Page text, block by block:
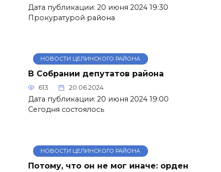
Дата публикации: 20 июня 2024 19:30
Прокуратурой района
НОВОСТИ ЦЕЛИНСКОГО РАЙОНА
В Собрании депутатов района
613 20.06.2024
Дата публикации: 20 июня 2024 19:00
Сегодня состоялось
НОВОСТИ ЦЕЛИНСКОГО РАЙОНА
Потому, что он не мог иначе: орден